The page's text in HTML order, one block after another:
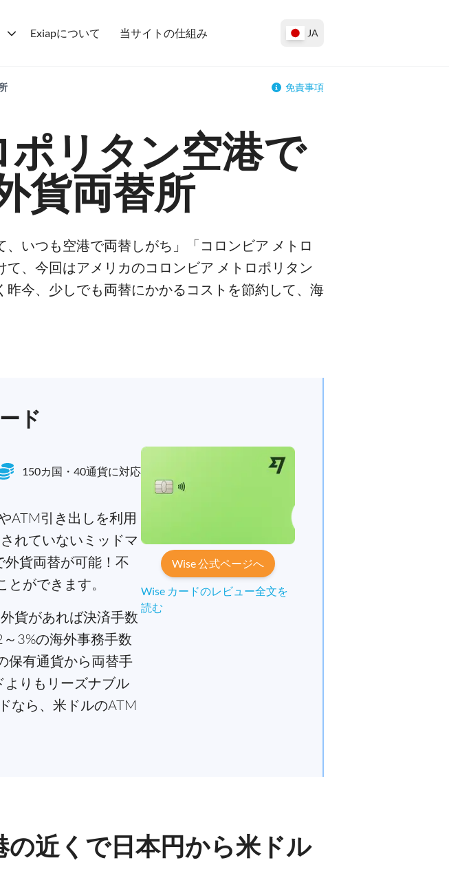
Exiapについて 当サイトの仕組み JA
免責事項
ポリタン空港で
貨両替所
いつも空港で両替しがち」「コロンビア メトロ
、今回はアメリカのコロンビア メトロポリタン
今、少しでも両替にかかるコストを節約して、海
ド
150カ国・40通貨に対応
ATM引き出しを利用
れていないミッドマ
貨両替が可能！不
ができます。
貨があれば決済手数
3%の海外事務手数
保有通貨から両替手
りもリーズナブル
なら、米ドルのATM
Wise 公式ページへ
Wise カードのレビュー全文を
読む
近くで日本円から米ドル